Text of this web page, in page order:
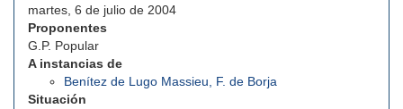
martes, 6 de julio de 2004
Proponentes
G.P. Popular
A instancias de
Benítez de Lugo Massieu, F. de Borja
Situación